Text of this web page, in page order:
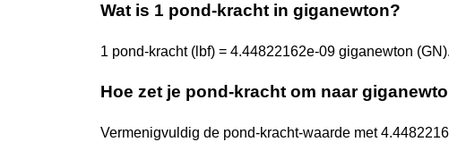
Wat is 1 pond-kracht in giganewton?
1 pond-kracht (lbf) = 4.44822162e-09 giganewton (GN).
Hoe zet je pond-kracht om naar
Vermenigvuldig de pond-kracht-waarde met